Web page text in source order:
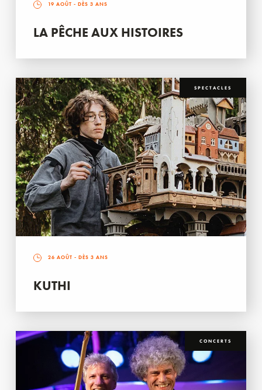
19 AOÛT - DÈS 3 ANS
LA PÊCHE AUX HISTOIRES
SPECTACLES
26 AOÛT - DÈS 3 ANS
KUTHI
CONCERTS